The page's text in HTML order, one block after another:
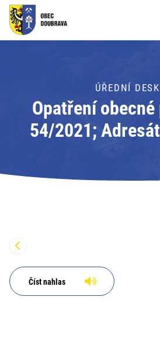
OBECNÍ ÚŘAD
PRO OBČANY
Formuláře ke
PRO TURISTY
ÚŘEDNÍ
Opatření obecné
54/2021;
Číst nahlas